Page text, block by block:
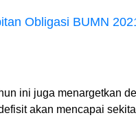
Obligasi BUMN
ini juga menargetkan
akan mencapai